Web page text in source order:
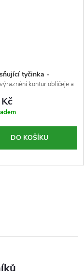
tyčinka -
- Palladio - 6 g
kontur obličeje a
DO KOŠÍKU